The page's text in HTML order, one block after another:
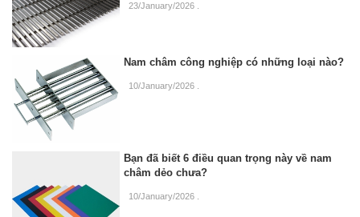
23/January/2026
Nam châm công nghiệp có những loại nào?
10/January/2026
Bạn đã biết 6 điều quan trọng này về nam
châm dẻo chưa?
10/January/2026